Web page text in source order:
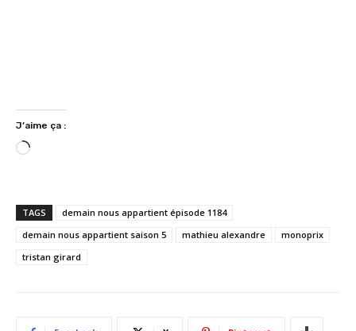
J’aime ça :
C
r
g
e
m
TAGS
demain nous appartient épisode 1184
demain nous appartient saison 5
mathieu alexandre
monoprix
tristan girard